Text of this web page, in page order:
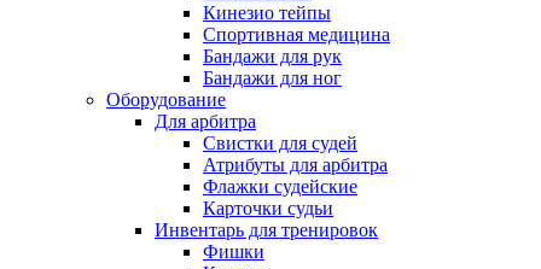
Кинезио тейпы
Спортивная медицина
Бандажи для рук
Бандажи для ног
Оборудование
Для арбитра
Свистки для судей
Атрибуты для арбитра
Флажки судейские
Карточки судьи
Инвентарь для тренировок
Фишки